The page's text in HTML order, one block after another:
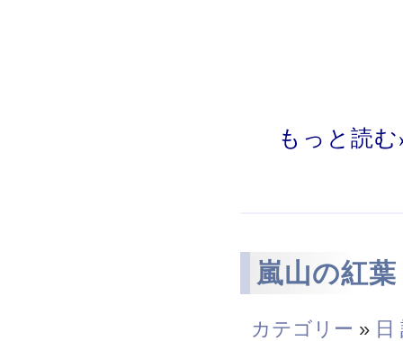
もっと読む
嵐山の紅葉
カテゴリー » 日